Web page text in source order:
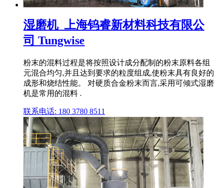
湿磨机_上海钨睿新材料科技有限公
司 Tungwise
粉末的混料过程是将按照设计成分配制的粉末原料各组
元混合均匀,并且达到要求的粒度组成,使粉末具有良好的
成形和烧结性能。 对硬质合金粉末而言,采用可倾式湿磨
机是常用的混料 .
联系电话: 180 3780 8511